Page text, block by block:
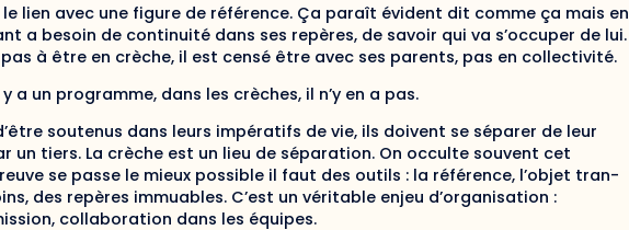
le lien avec une figure de référence. Ça paraît évident dit comme ça mais en
a besoin de conti­nuité dans ses repères, de savoir qui va s’occuper de lui.
à être en crèche, il est censé être avec ses parents, pas en collectivité.
a un programme, dans les crèches, il n’y en a pas.
soutenus dans leurs impératifs de vie, ils doivent se séparer de leur
un tiers. La crèche est un lieu de séparation. On occulte souvent cet
se passe le mieux possible il faut des outils : la référence, l’objet tran­
des repères im­muables. C’est un véritable enjeu d’organisation :
collaboration dans les équipes.